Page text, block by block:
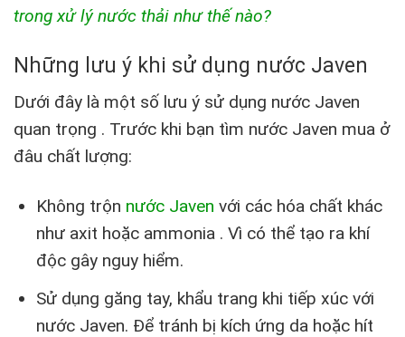
trong xử lý nước thải như thế nào?
Những lưu ý khi sử dụng nước Javen
Dưới đây là một số lưu ý sử dụng nước Javen
quan trọng . Trước khi bạn tìm nước Javen mua ở
đâu chất lượng:
Không trộn nước Javen với các hóa chất khác
như axit hoặc ammonia . Vì có thể tạo ra khí
độc gây nguy hiểm.
Sử dụng găng tay, khẩu trang khi tiếp xúc với
nước Javen. Để tránh bị kích ứng da hoặc hít